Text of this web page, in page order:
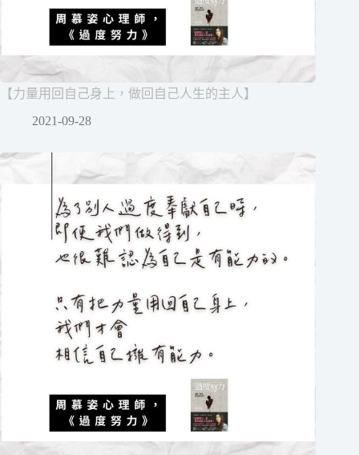
【力量用回自己身上，做回自己人生的主人】
2021-09-28